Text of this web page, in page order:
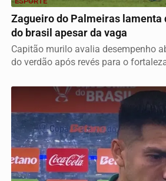
Zagueiro do Palmeiras lamenta
do brasil apesar da vaga
Capitão murilo avalia desempenho
do verdão após revés para o